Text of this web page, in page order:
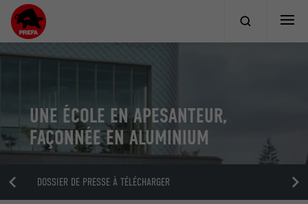
UNE ÉCOLE EN APESANTEUR,
FAÇONNÉE EN ALUMINIUM
DOSSIER DE PRESSE À TÉLÉCHARGER